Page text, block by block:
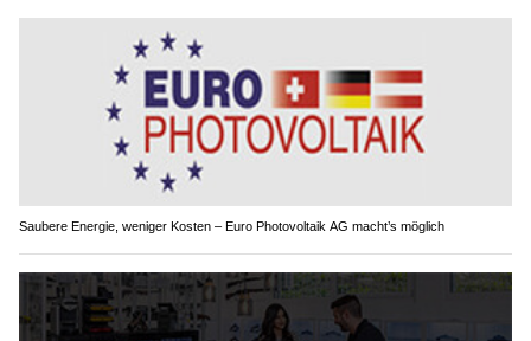
Saubere Energie, weniger Kosten – Euro Photovoltaik AG macht’s möglich